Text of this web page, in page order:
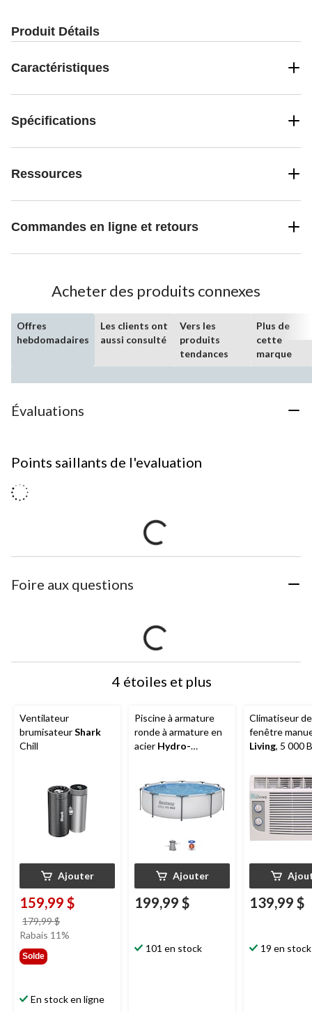
Produit Détails
Caractéristiques
Spécifications
Ressources
Commandes en ligne et retours
Acheter des produits connexes
Offres
hebdomadaires
Les clients ont
aussi consulté
Vers les
produits
tendances
Plus de
cette
marque
Évaluations
Points saillants de l'evaluation
Foire aux questions
4 étoiles et plus
Ventilateur
brumisateurShark
Chill
Ajouter
159,99 $
179,99 $
était
Rabais 11%
Solde
En stock en ligne
Piscine à armature
ronde à armature en
acier Hydro-
Ajouter
199,99 $
101 en stock
Climatiseur de
fenêtre
Living, 5 000
139,99 $
19 en stock